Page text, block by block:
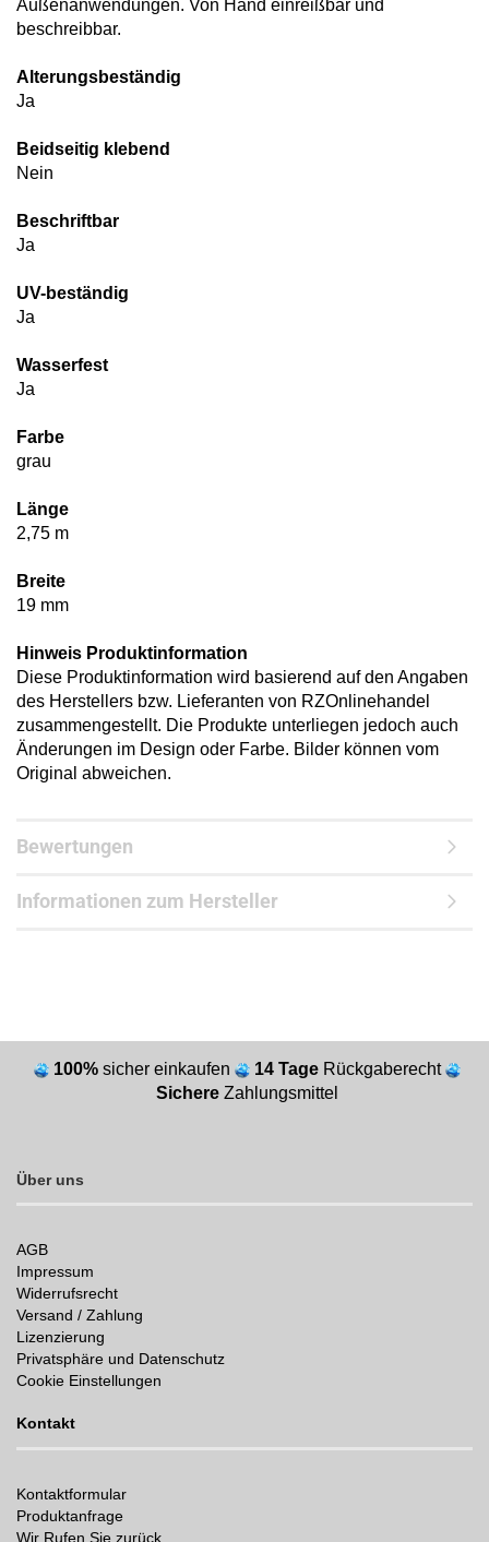
Außenanwendungen. Von Hand einreißbar und
beschreibbar.
Alterungsbeständig
Ja
Beidseitig klebend
Nein
Beschriftbar
Ja
UV-beständig
Ja
Wasserfest
Ja
Farbe
grau
Länge
2,75 m
Breite
19 mm
Hinweis Produktinformation
Diese Produktinformation wird basierend auf den Angaben
des Herstellers bzw. Lieferanten von RZOnlinehandel
zusammengestellt. Die Produkte unterliegen jedoch auch
Änderungen im Design oder Farbe. Bilder können vom
Original abweichen.
Bewertungen
Informationen zum Hersteller
100% sicher einkaufen 14 Tage Rückgaberecht
Sichere Zahlungsmittel
Über uns
AGB
Impressum
Widerrufsrecht
Versand / Zahlung
Lizenzierung
Privatsphäre und Datenschutz
Cookie Einstellungen
Kontakt
Kontaktformular
Produktanfrage
Wir Rufen Sie zurück